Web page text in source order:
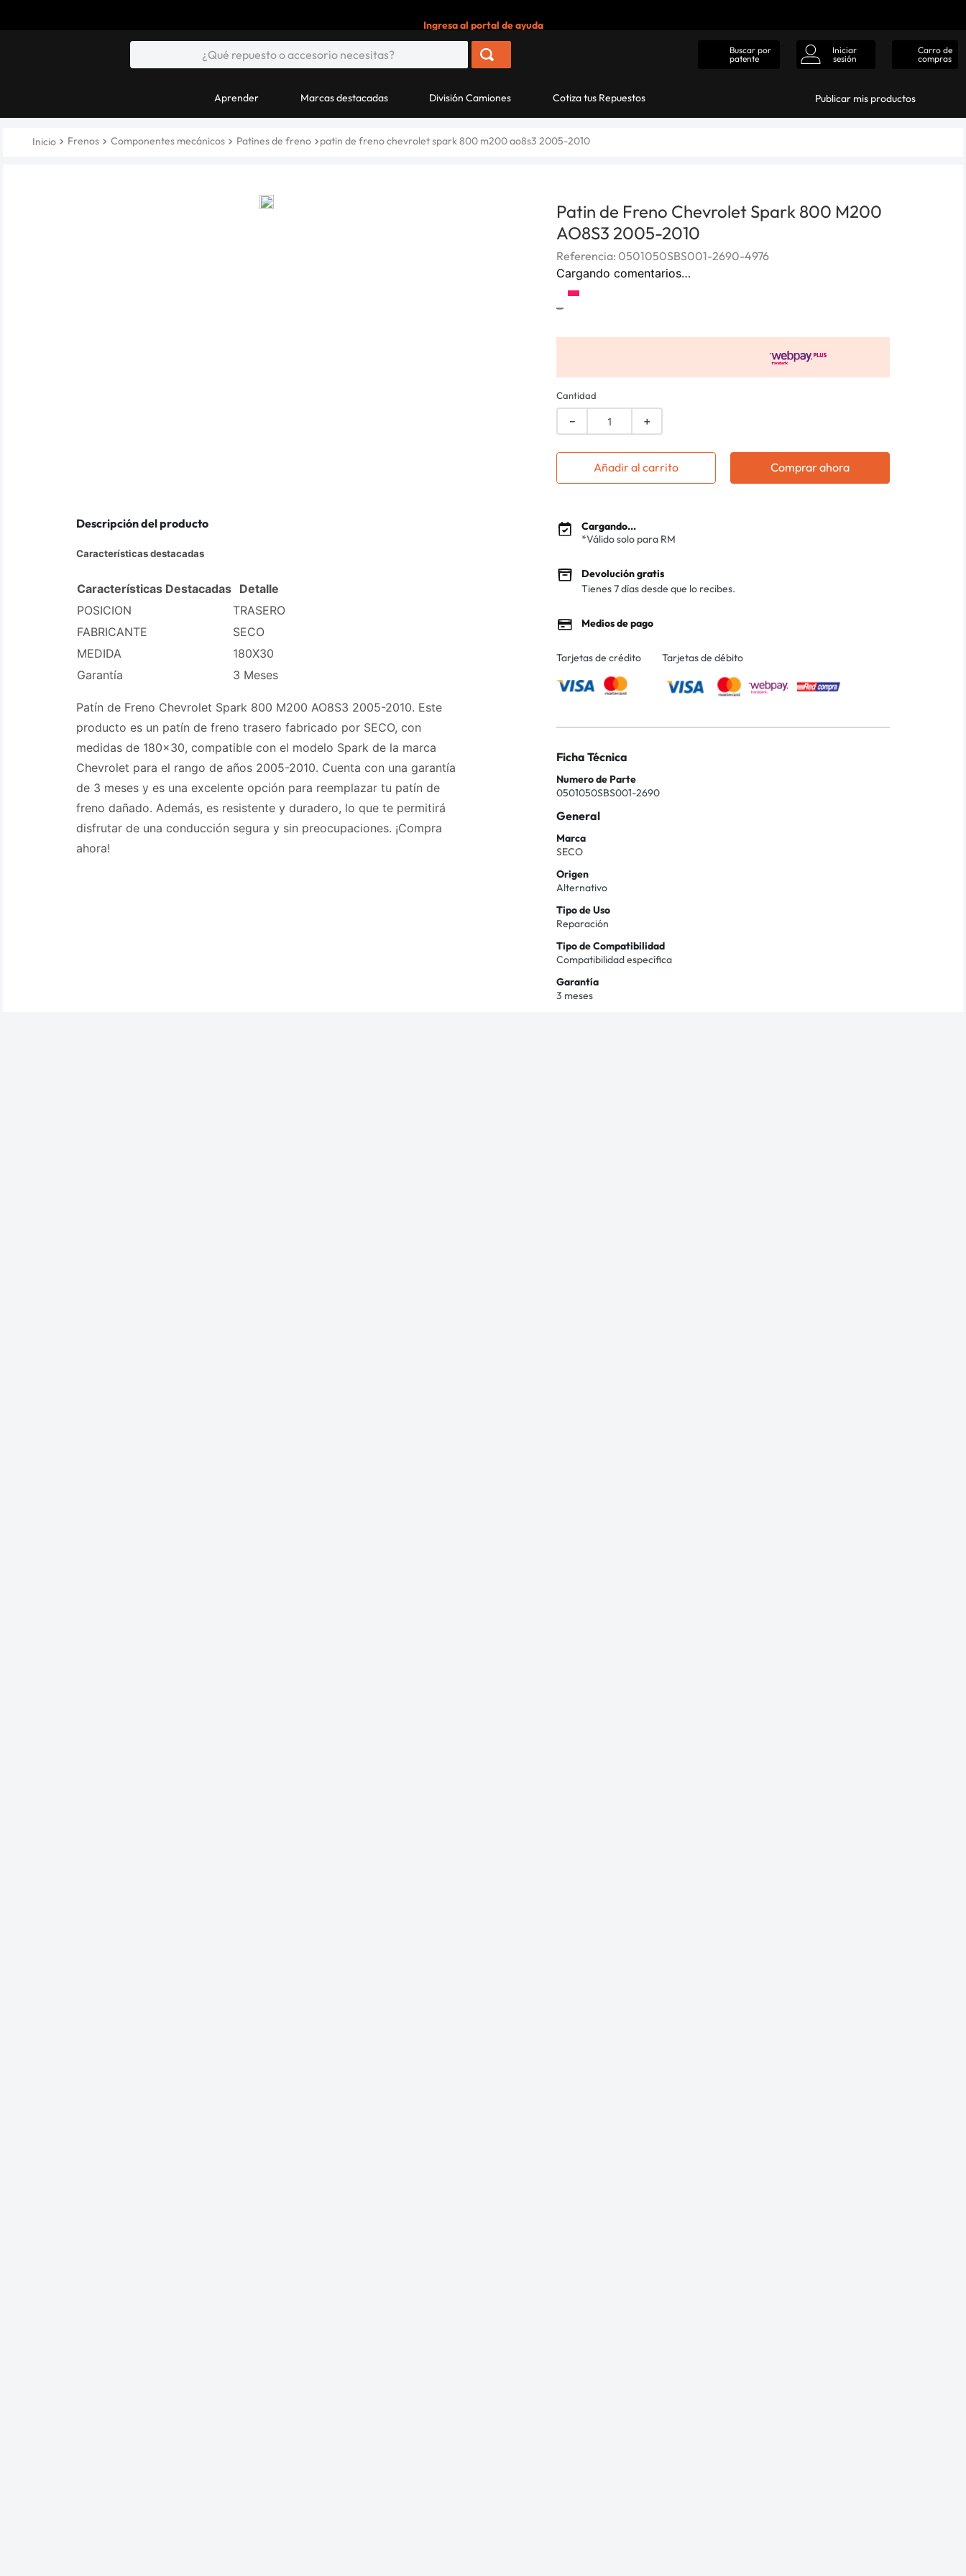
Ingresa al portal de ayuda
Buscar por
patente
Iniciar
sesión
Carro de
compras
Aprender Marcas destacadas División Camiones Cotiza tus Repuestos Publicar mis productos
Frenos Componentes mecánicos Patines de freno patin de freno chevrolet spark 800 m200 ao8s3 2005-2010
Descripción del producto
Características destacadas
Características Destacadas Detalle
POSICION
TRASERO
FABRICANTE
SECO
MEDIDA
180X30
Garantía
3 Meses
Patín de Freno Chevrolet Spark 800 M200 AO8S3 2005-2010. Este
producto es un patín de freno trasero fabricado por SECO, con
medidas de 180x30, compatible con el modelo Spark de la marca
Chevrolet para el rango de años 2005-2010. Cuenta con una garantía
de 3 meses y es una excelente opción para reemplazar tu patín de
freno dañado. Además, es resistente y duradero, lo que te permitirá
disfrutar de una conducción segura y sin preocupaciones. ¡Compra
ahora!
Patin de Freno Chevrolet Spark 800 M200
AO8S3 2005-2010
Referencia: 0501050SBS001-2690-4976
Cargando comentarios…
-
Cantidad
＋
－
Añadir al carrito Comprar ahora
Cargando...
*Válido solo para RM
Devolución gratis
Tienes 7 días desde que lo recibes.
Medios de pago
Tarjetas de crédito Tarjetas de débito
Ficha Técnica
Numero de Parte
0501050SBS001-2690
General
Marca
SECO
Origen
Alternativo
Tipo de Uso
Reparación
Tipo de Compatibilidad
Compatibilidad específica
Garantía
3 meses